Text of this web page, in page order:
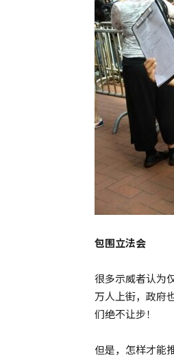
包围立法会
很多示威者认为
万人上街，政府
们绝不让步！
但是，怎样才能